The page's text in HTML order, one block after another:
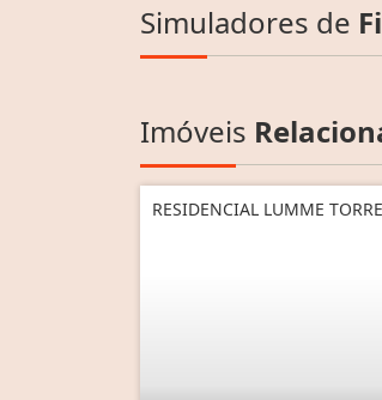
Simuladores de
Imóveis
RESIDENCIAL LUMME